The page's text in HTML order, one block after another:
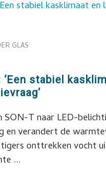
GLAS
‘Een stabiel
SON-T naar LED-
en verandert de
onttrekken vocht
...